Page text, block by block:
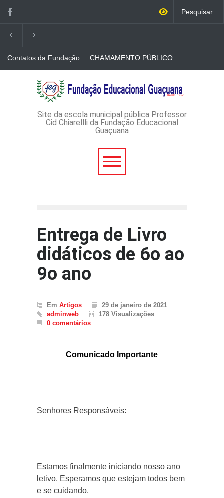
Contatos da Fundação
CHAMAMENTO PÚBLICO
CREDENCIAMENTO DE
IMPRESSOS
AVISO DE DISPENSA DE
LICITAÇÃO - DISPENSA DE
LICITAÇÃO Nº 53/2026-
ADMINISTRATIVO Nº
Site da escola municipal pública Professor
Cid Chiarellli da Fundação Educacional
Guaçuana
Entrega de Livro
didáticos de 6o ao
9o ano
Em Artigos
29 de janeiro de 2021
adminweb
178 Visualizações
0 comentários
Comunicado Importante
Senhores Responsáveis:
Estamos finalmente iniciando nosso ano
letivo. Esperamos que estejam todos bem
e se cuidando.